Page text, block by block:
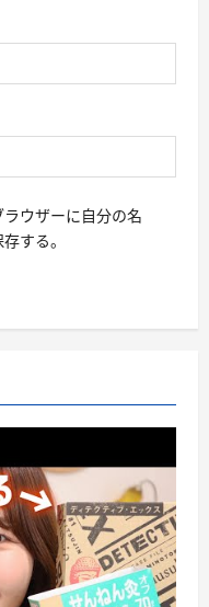
ウザーに自分の名
する。